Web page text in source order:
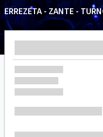
ERREZETA - ZANTE -